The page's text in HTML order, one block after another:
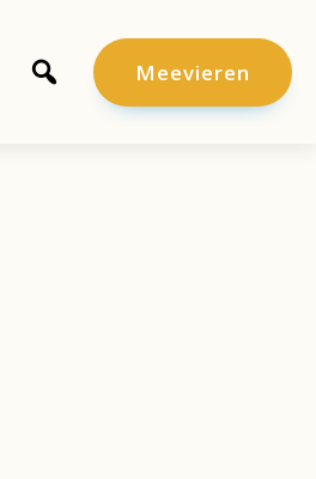
Meevieren